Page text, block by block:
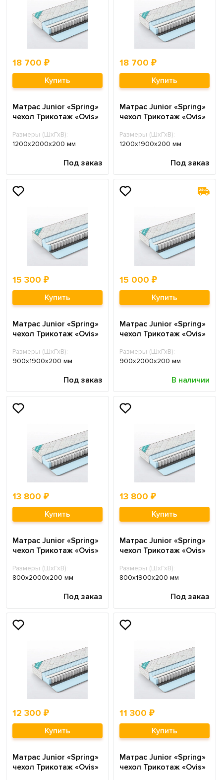
18 700 ₽
Купить
Матрас Junior «Spring»
чехол Трикотаж «Ovis»
Размеры (ШхГхВ):
1200х2000х200 мм
Под заказ
18 700 ₽
Купить
Матрас Junior «Spring»
чехол Трикотаж «Ovis»
Размеры (ШхГхВ):
1200х1900х200 мм
Под заказ
15 300 ₽
Купить
Матрас Junior «Spring»
чехол Трикотаж «Ovis»
Размеры (ШхГхВ):
900х1900х200 мм
Под заказ
15 000 ₽
Купить
Матрас Junior «Spring»
чехол Трикотаж «Ovis»
Размеры (ШхГхВ):
900х2000х200 мм
В наличии
13 800 ₽
Купить
Матрас Junior «Spring»
чехол Трикотаж «Ovis»
Размеры (ШхГхВ):
800х2000х200 мм
Под заказ
13 800 ₽
Купить
Матрас Junior «Spring»
чехол Трикотаж «Ovis»
Размеры (ШхГхВ):
800х1900х200 мм
Под заказ
12 300 ₽
Купить
Матрас Junior «Spring»
чехол Трикотаж «Ovis»
11 300 ₽
Купить
Матрас Junior «Spring»
чехол Трикотаж «Ovis»